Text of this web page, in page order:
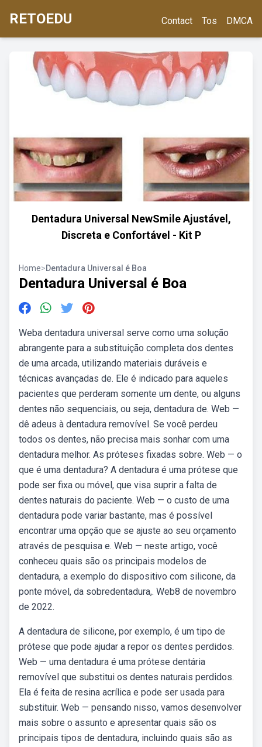
RETOEDU Contact Tos DMCA
Dentadura Universal NewSmile Ajustável,
Discreta e Confortável - Kit P
Home>Dentadura Universal é Boa
Dentadura Universal é Boa
Weba dentadura universal serve como uma solução
abrangente para a substituição completa dos dentes
de uma arcada, utilizando materiais duráveis e
técnicas avançadas de. Ele é indicado para aqueles
pacientes que perderam somente um dente, ou alguns
dentes não sequenciais, ou seja, dentadura de. Web —
dê adeus à dentadura removível. Se você perdeu
todos os dentes, não precisa mais sonhar com uma
dentadura melhor. As próteses fixadas sobre. Web — o
que é uma dentadura? A dentadura é uma prótese que
pode ser fixa ou móvel, que visa suprir a falta de
dentes naturais do paciente. Web — o custo de uma
dentadura pode variar bastante, mas é possível
encontrar uma opção que se ajuste ao seu orçamento
através de pesquisa e. Web — neste artigo, você
conheceu quais são os principais modelos de
dentadura, a exemplo do dispositivo com silicone, da
ponte móvel, da sobredentadura,. Web8 de novembro
de 2022.
A dentadura de silicone, por exemplo, é um tipo de
prótese que pode ajudar a repor os dentes perdidos.
Web — uma dentadura é uma prótese dentária
removível que substitui os dentes naturais perdidos.
Ela é feita de resina acrílica e pode ser usada para
substituir. Web — pensando nisso, vamos desenvolver
mais sobre o assunto e apresentar quais são os
principais tipos de dentadura, incluindo quais são as